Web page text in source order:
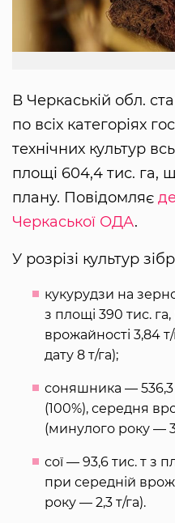
В Черкаській обл.
по всіх категоріях
технічних культур
площі 604,4 тис. га,
плану. Повідомляє
Черкаської ОДА.
У розрізі культур
кукурудзи на
з площі 390 тис.
врожайності 3,84
дату 8 т/га);
соняшника — 536,3
(100%), середня
(минулого року —
сої — 93,6 тис. т з
при середній
року — 2,3 т/га).